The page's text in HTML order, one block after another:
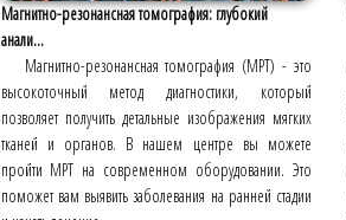
Магнитно-резонансная томография: глубокий
анали...
Магнитно-резонансная томография (МРТ) - это
высокоточный метод диагностики, который
позволяет получить детальные изображения мягких
тканей и органов. В нашем центре вы можете
пройти МРТ на современном оборудовании. Это
поможет вам выявить заболевания на ранней стадии